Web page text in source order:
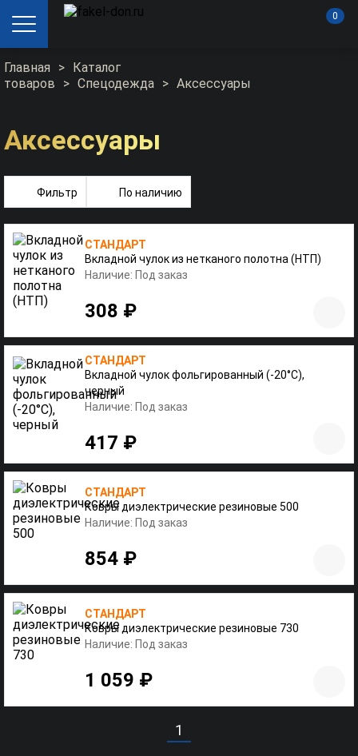
0
Главная > Каталог
товаров
> Спецодежда > Аксессуары
Аксессуары
Фильтр По наличию
СТАНДАРТ
Вкладной чулок из нетканого полотна (НТП)
Наличие: Под заказ
308 ₽
СТАНДАРТ
Вкладной чулок фольгированный (-20°С),
черный
Наличие: Под заказ
417 ₽
СТАНДАРТ
Ковры диэлектрические резиновые 500
Наличие: Под заказ
854 ₽
СТАНДАРТ
Ковры диэлектрические резиновые 730
Наличие: Под заказ
1 059 ₽
1